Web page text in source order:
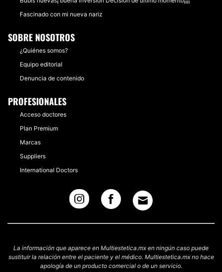
Fascinado con mi nueva nariz
SOBRE NOSOTROS
¿Quiénes somos?
Equipo editorial
Denuncia de contenido
PROFESIONALES
Acceso doctores
Plan Premium
Marcas
Suppliers
International Doctors
La información que aparece en Multiestetica.mx en ningún caso puede
sustituir la relación entre el paciente y el médico. Multiestetica.mx no hace
apología de un producto comercial o de un servicio.